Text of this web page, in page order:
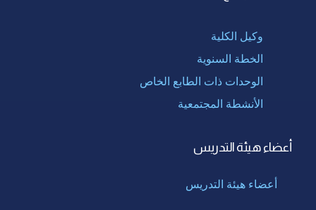
وكيل الكلية
الخطة السنوية
الوحدات ذات الطابع الخاص
الأنشطة المجتمعية
أعضاء هيئة التدريس
أعضاء هيئة التدريس